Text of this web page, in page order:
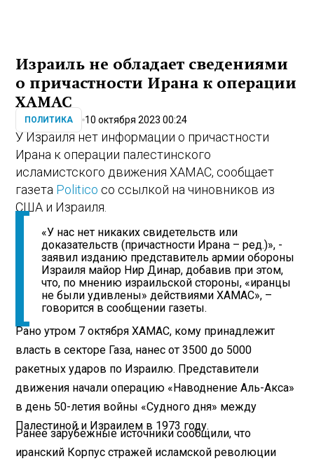
Израиль не обладает сведениями
о причастности Ирана к операции
ХАМАС
ПОЛИТИКА 10 октября 2023 00:24
У Израиля нет информации о причастности
Ирана к операции палестинского
исламистского движения ХАМАС, сообщает
газета Politico со ссылкой на чиновников из
США и Израиля.
«У нас нет никаких свидетельств или
доказательств (причастности Ирана – ред.)», -
заявил изданию представитель армии обороны
Израиля майор Нир Динар, добавив при этом,
что, по мнению израильской стороны, «иранцы
не были удивлены» действиями ХАМАС», –
говорится в сообщении газеты.
Рано утром 7 октября ХАМАС, кому принадлежит
власть в секторе Газа, нанес от 3500 до 5000
ракетных ударов по Израилю. Представители
движения начали операцию «Наводнение Аль-Акса»
в день 50-летия войны «Судного дня» между
Палестиной и Израилем в 1973 году.
Ранее зарубежные источники сообщили, что
иранский Корпус стражей исламской революции